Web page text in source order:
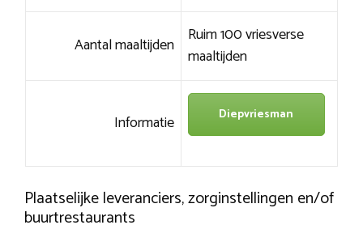
Aantal maaltijden Ruim 100 vriesverse
maaltijden
Informatie Diepvriesman
Plaatselijke leveranciers, zorginstellingen en/of
buurtrestaurants